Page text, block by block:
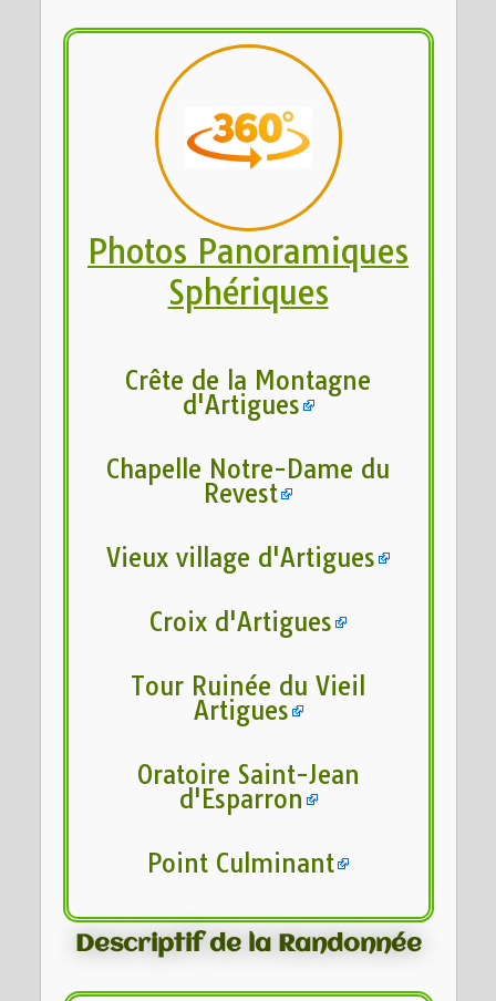
Photos Panoramiques
Sphériques
Crête de la Montagne
d'Artigues
Chapelle Notre-Dame du
Revest
Vieux village d'Artigues
Croix d'Artigues
Tour Ruinée du Vieil
Artigues
Oratoire Saint-Jean
d'Esparron
Point Culminant
Descriptif de la Randonnée